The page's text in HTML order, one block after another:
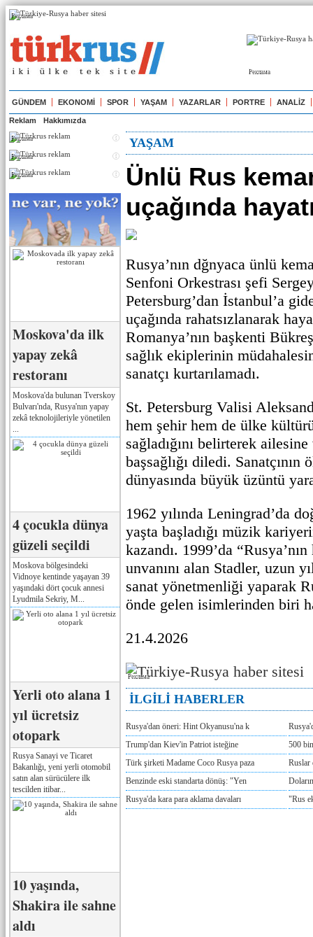
Реклама
Реклама
GÜNDEM EKONOMİ SPOR YAŞAM YAZARLAR PORTRE ANALİZ
Reklam Hakkımızda
Реклама
Реклама
Реклама
Moskova'da ilk
yapay zekâ
restoranı
Moskova'da bulunan Tverskoy
Bulvarı'nda, Rusya'nın yapay
zekâ teknolojileriyle yönetilen
4 çocukla dünya
güzeli seçildi
Moskova bölgesindeki
Vidnoye kentinde yaşayan 39
yaşındaki dört çocuk annesi
Lyudmila Sekriy, M...
Yerli oto alana 1
yıl ücretsiz
otopark
Rusya Sanayi ve Ticaret
Bakanlığı, yeni yerli otomobil
satın alan sürücülere ilk
tescilden itibar...
10 yaşında,
Shakira ile sahne
aldı
YAŞAM
Ünlü Rus
uçağında
Rusya’nın dğnyaca ünlü
Senfoni Orkestrası şefi
Petersburg’dan İstanbul’a
uçağında rahatsızlanarak
Romanya’nın başkenti
sağlık ekiplerinin
sanatçı kurtarılamadı.
St. Petersburg Valisi
hem şehir hem de ülke
sağladığını belirterek ailesine
başsağlığı diledi.
dünyasında büyük üzüntü
1962 yılında Leningrad’da
yaşta başladığı müzik
kazandı. 1999’da “Rusya’nın
unvanını alan Stadler, uzun
sanat yönetmenliği yaparak
önde gelen isimlerinden biri
21.4.2026
Реклама
İLGİLİ HABERLER
Rusya'dan öneri: Hint Okyanusu'na k
Trump'dan Kiev'in Patriot isteğine
500
Türk şirketi Madame Coco Rusya paza
Ruslar
Benzinde eski standarta dönüş: "Yen
Rusya'da kara para aklama davaları
"Rus